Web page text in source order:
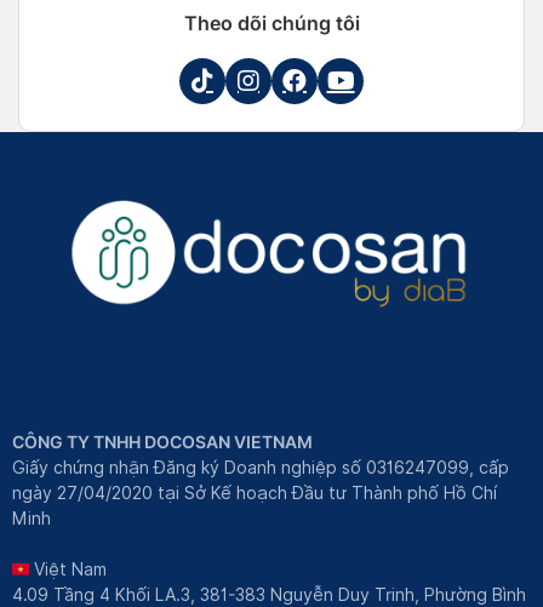
Theo dõi chúng tôi
CÔNG TY TNHH DOCOSAN VIETNAM
Giấy chứng nhận Đăng ký Doanh nghiệp số 0316247099, cấp
ngày 27/04/2020 tại Sở Kế hoạch Đầu tư Thành phố Hồ Chí
Minh
Việt Nam
4.09 Tầng 4 Khối LA.3, 381-383 Nguyễn Duy Trinh, Phường Bình